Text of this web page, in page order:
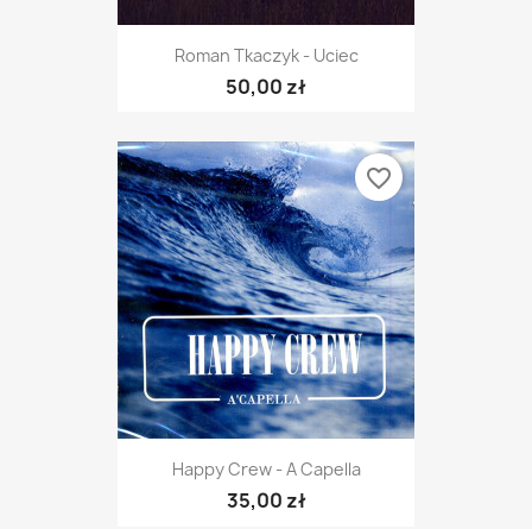
Roman Tkaczyk - Uciec
50,00 zł
Happy Crew - A Capella
35,00 zł
favorite_border